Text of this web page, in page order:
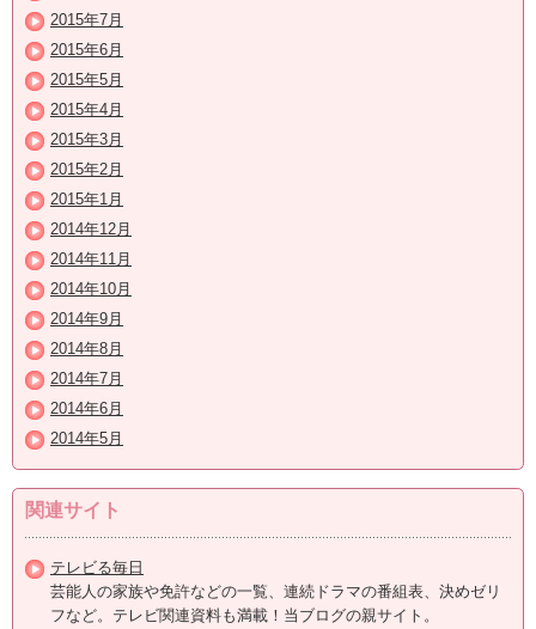
2015年7月
2015年6月
2015年5月
2015年4月
2015年3月
2015年2月
2015年1月
2014年12月
2014年11月
2014年10月
2014年9月
2014年8月
2014年7月
2014年6月
2014年5月
関連サイト
テレビる毎日
芸能人の家族や免許などの一覧、連続ドラマの番組表、決めゼリ
フなど。テレビ関連資料も満載！当ブログの親サイト。